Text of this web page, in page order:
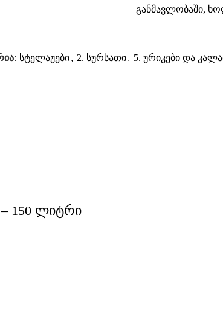
განმავლობაში,
სტელაჟები, 2. სურსათი, 5. ურიკები და
– 150 ლიტრი